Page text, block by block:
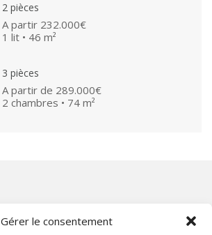
Gérer le consentement
2 pièces
A partir 232.000€
1 lit • 46 m²
3 pièces
A partir de 289.000€
2 chambres • 74 m²